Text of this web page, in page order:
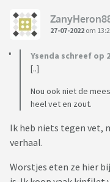
27-07-2022 om
Ysenda schreef op
[..]
Nou ook niet de
heel vet en zout.
Ik heb niets tegen vet,
verhaal.
Worstjes eten ze hier